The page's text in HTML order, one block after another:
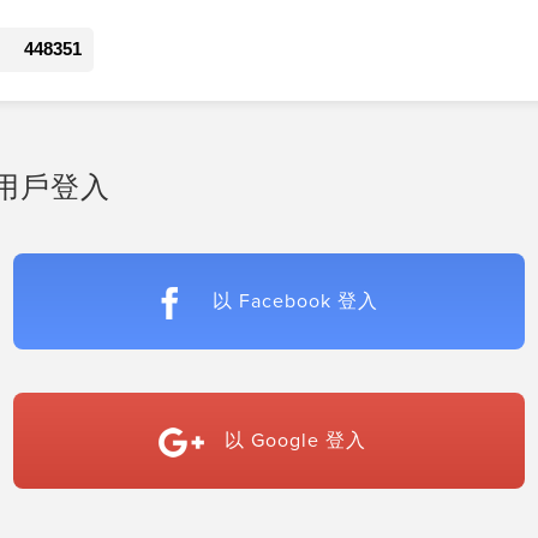
448351
戶登入
以 Facebook 登入
以 Google 登入